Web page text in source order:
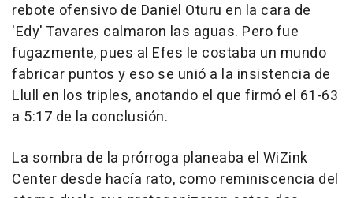
rebote ofensivo de Daniel Oturu en la cara de
'Edy' Tavares calmaron las aguas. Pero fue
fugazmente, pues al Efes le costaba un mundo
fabricar puntos y eso se unió a la insistencia de
Llull en los triples, anotando el que firmó el 61-63
a 5:17 de la conclusión.
La sombra de la prórroga planeaba el WiZink
Center desde hacía rato, como reminiscencia del